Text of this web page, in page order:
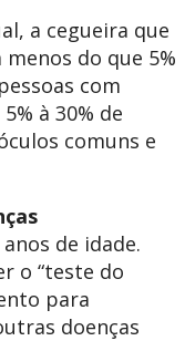
a cegueira que
do que 5%
com
à 30% de
comuns e
de idade.
o “teste do
para
doenças